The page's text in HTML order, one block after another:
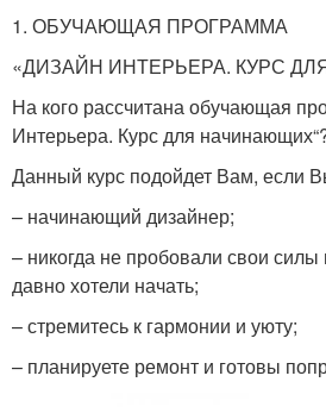
1. ОБУЧАЮЩАЯ ПРОГРАММА
«ДИЗАЙН ИНТЕРЬЕРА. КУРС
На кого рассчитана обучающая
Интерьера. Курс для
Данный курс подойдет Вам, если
– начинающий дизайнер;
– никогда не пробовали свои
давно хотели начать;
– стремитесь к гармонии и уюту;
– планируете ремонт и готовы